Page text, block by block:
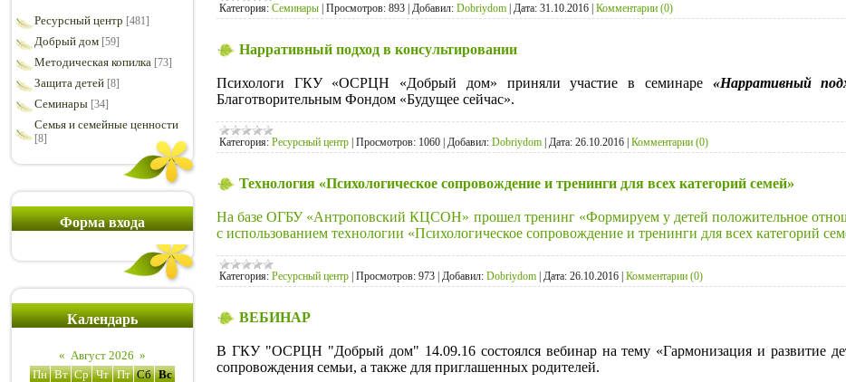
Ресурсный центр [481]
Добрый дом [59]
Методическая копилка [73]
Защита детей [8]
Семинары [34]
Семья и семейные ценности
[8]
Форма входа
Календарь
« Август 2026 »
Пн Вт Ср Чт Пт Сб Вс
Категория: Семинары Просмотров: 893 Добавил: Dobriydom Дата: 31.10.2016 Комментарии (0)
Нарративный подход в консультировании
Психологи ГКУ «ОСРЦН «Добрый дом» приняли участие в семинаре «Нарративный
Благотворительным Фондом «Будущее сейчас».
Категория: Ресурсный центр Просмотров: 1060 Добавил: Dobriydom Дата: 26.10.2016 Комментарии (0)
Технология «Психологическое сопровождение и тренинги для всех категорий семей»
На базе ОГБУ «Антроповский КЦСОН» прошел тренинг «Формируем у детей положительное
с использованием технологии «Психологическое сопровождение и тренинги для всех категорий
Категория: Ресурсный центр Просмотров: 973 Добавил: Dobriydom Дата: 26.10.2016 Комментарии (0)
ВЕБИНАР
В ГКУ "ОСРЦН "Добрый дом" 14.09.16 состоялся вебинар на тему «Гармонизация и развитие
сопровождения семьи, а также для приглашенных родителей.